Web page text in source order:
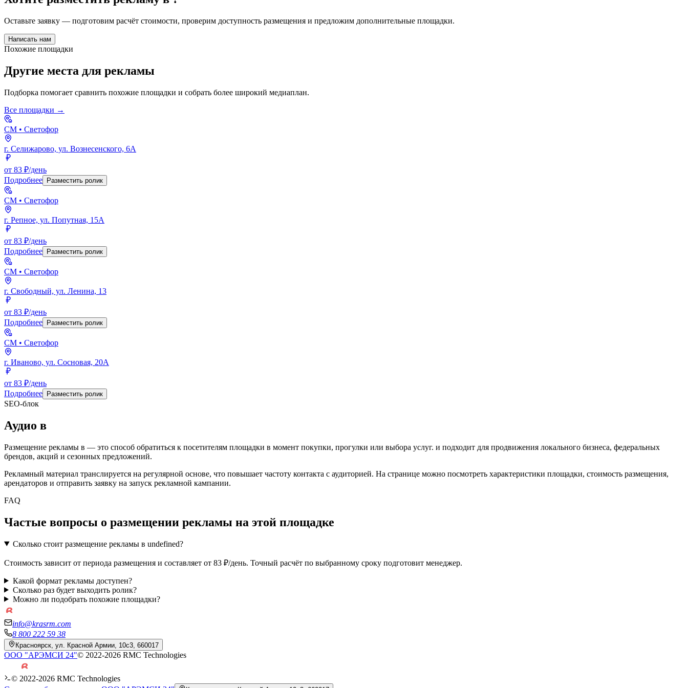
Оставьте заявку — подготовим расчёт стоимости, проверим доступность размещения и предложим дополнительные площадки.
Написать нам
Похожие площадки
Другие места для рекламы
Подборка помогает сравнить похожие площадки и собрать более широкий медиаплан.
Все площадки →
СМ • Светофор
г. Селижарово, ул. Вознесенского, 6А
от 83 ₽/день
Подробнее
Разместить ролик
СМ • Светофор
г. Репное, ул. Попутная, 15А
от 83 ₽/день
Подробнее
Разместить ролик
СМ • Светофор
г. Свободный, ул. Ленина, 13
от 83 ₽/день
Подробнее
Разместить ролик
СМ • Светофор
г. Иваново, ул. Сосновая, 20А
от 83 ₽/день
Подробнее
Разместить ролик
SEO-блок
Аудио в
Размещение рекламы в — это способ обратиться к посетителям площадки в момент покупки, прогулки или выбора услуг. и подходит для продвижения локального бизнеса, федеральных
брендов, акций и сезонных предложений.
Рекламный материал транслируется на регулярной основе, что повышает частоту контакта с аудиторией. На странице можно посмотреть характеристики площадки, стоимость размещения,
арендаторов и отправить заявку на запуск рекламной кампании.
FAQ
Частые вопросы о размещении рекламы на этой площадке
Сколько стоит размещение рекламы в undefined?
Стоимость зависит от периода размещения и составляет от 83 ₽/день. Точный расчёт по выбранному сроку подготовит менеджер.
Какой формат рекламы доступен?
Сколько раз будет выходить ролик?
Можно ли подобрать похожие площадки?
info@krasrm.com
8 800 222 59 38
Красноярск, ул. Красной Армии, 10с3, 660017
ООО "АРЭМСИ 24"© 2022-2026 RMC Technologies
© 2022-2026 RMC Technologies